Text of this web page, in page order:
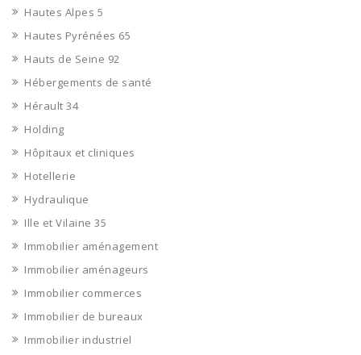
Hautes Alpes 5
Hautes Pyrénées 65
Hauts de Seine 92
Hébergements de santé
Hérault 34
Holding
Hôpitaux et cliniques
Hotellerie
Hydraulique
Ille et Vilaine 35
Immobilier aménagement
Immobilier aménageurs
Immobilier commerces
Immobilier de bureaux
Immobilier industriel